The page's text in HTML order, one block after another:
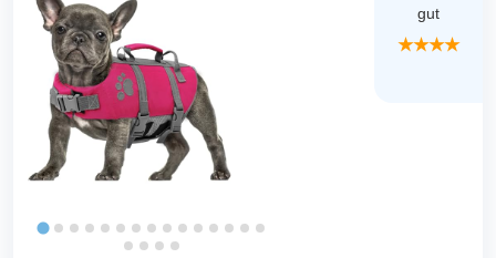
gut
★★★★